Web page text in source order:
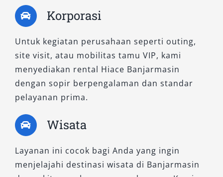
Hubungi kami sekarang dan dapatkan layanan
sewa mobil dan rental mobil Hiace terbaik di
Banjarmasin bersama Salsa Wisata — mitra
perjalanan terpercaya Anda.
Korporasi
Untuk kegiatan perusahaan seperti outing,
site visit, atau mobilitas tamu VIP, kami
menyediakan rental Hiace Banjarmasin
dengan sopir berpengalaman dan standar
pelayanan prima.
Wisata
Layanan ini cocok bagi Anda yang ingin
menjelajahi destinasi wisata di Banjarmasin